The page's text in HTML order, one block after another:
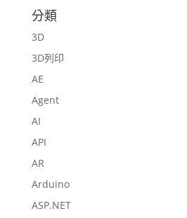
分類
3D
3D列印
AE
Agent
AI
API
AR
Arduino
ASP.NET